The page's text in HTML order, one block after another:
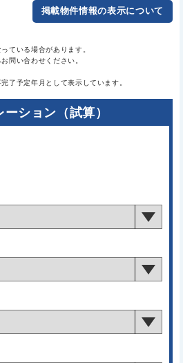
掲載物件情報の表示について
ている場合があります。
問い合わせください。
了予定年月として表示しています。
ション（試算）